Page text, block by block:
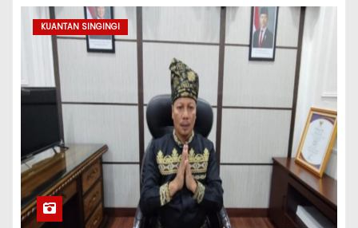
KUANTAN SINGINGI